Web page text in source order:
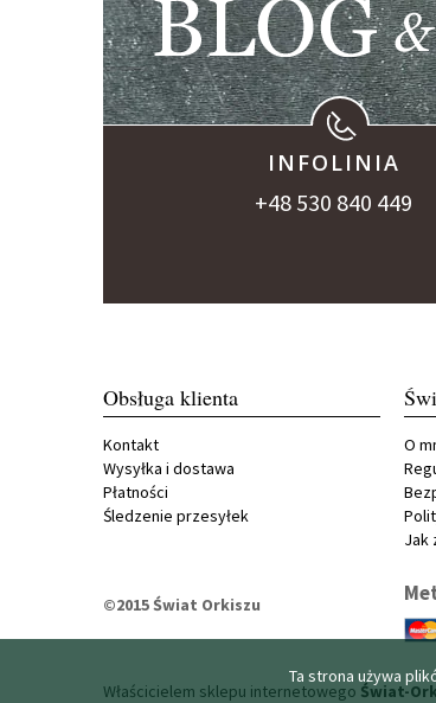
INFOLINIA
+48 530 840 449
Obsługa klienta
Kontakt
Wysyłka i dostawa
Płatności
Śledzenie przesyłek
©2015 Świat Orkiszu
O
Jak
Ta strona używa
Właścicielem sklepu internetowego Świat-